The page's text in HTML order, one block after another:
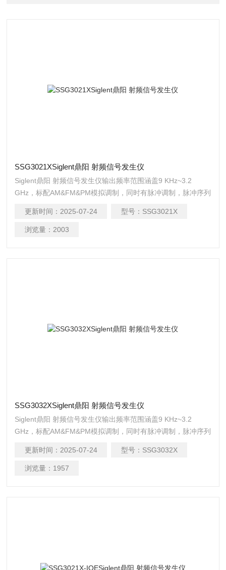
SSG3021XSiglent鼎阳 射频信号发生仪
Siglent鼎阳 射频信号发生仪输出频率范围涵盖9 KHz~3.2
GHz，标配AM&FM&PM模拟调制，同时有脉冲调制，脉冲序列
SDG6000X），可实现IQ调制，适用于研发、教育、生产、维
修和其他相关领域。
更新时间： 2025-07-24 型号： SSG3021X
浏览量： 2003
SSG3032XSiglent鼎阳 射频信号发生仪
Siglent鼎阳 射频信号发生仪输出频率范围涵盖9 KHz~3.2
GHz，标配AM&FM&PM模拟调制，同时有脉冲调制，脉冲序列
SDG6000X），可实现IQ调制，适用于研发、教育、生产、维
修和其他相关领域。
更新时间： 2025-07-24 型号： SSG3032X
浏览量： 1957